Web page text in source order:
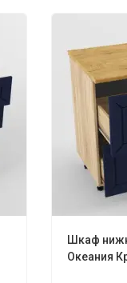
Шкаф
Океания